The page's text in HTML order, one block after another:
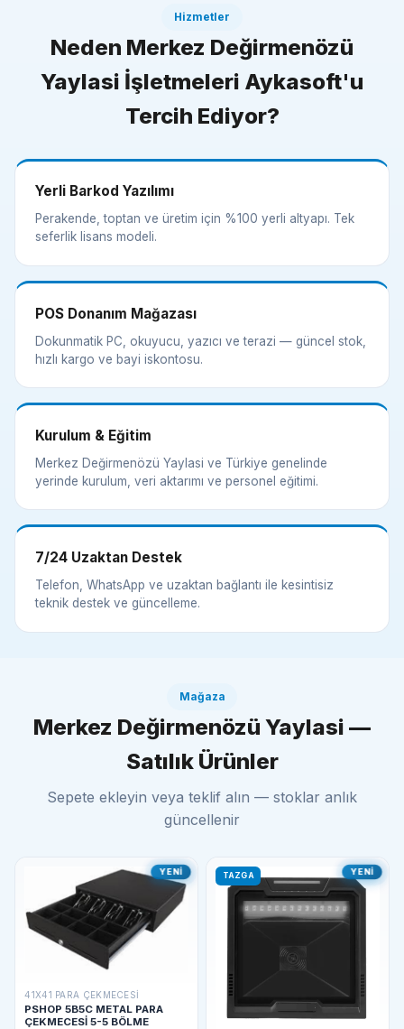
Hizmetler
Neden Merkez Değirmenözü
Yaylasi İşletmeleri Aykasoft'u
Tercih Ediyor?
Yerli Barkod Yazılımı
Perakende, toptan ve üretim için %100 yerli altyapı. Tek
seferlik lisans modeli.
POS Donanım Mağazası
Dokunmatik PC, okuyucu, yazıcı ve terazi — güncel stok,
hızlı kargo ve bayi iskontosu.
Kurulum & Eğitim
Merkez Değirmenözü Yaylasi ve Türkiye genelinde
yerinde kurulum, veri aktarımı ve personel eğitimi.
7/24 Uzaktan Destek
Telefon, WhatsApp ve uzaktan bağlantı ile kesintisiz
teknik destek ve güncelleme.
Mağaza
Merkez Değirmenözü Yaylasi —
Satılık Ürünler
Sepete ekleyin veya teklif alın — stoklar anlık
güncellenir
YENI
41X41 PARA ÇEKMECESI
PSHOP 5B5C METAL PARA
ÇEKMECESİ 5-5 BÖLME
YENI
TAZGA